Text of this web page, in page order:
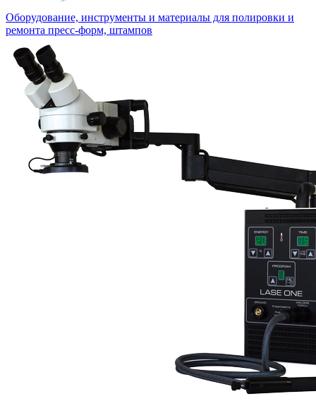
Оборудование, инструменты и материалы для полировки и
ремонта пресс-форм, штампов